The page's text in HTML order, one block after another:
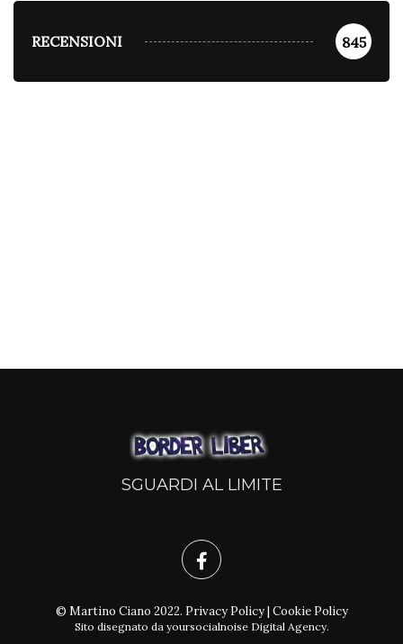
RECENSIONI 845
SGUARDI AL LIMITE
© Martino Ciano 2022. Privacy Policy| Cookie Policy
Sito disegnato da yoursocialnoise Digital Agency.